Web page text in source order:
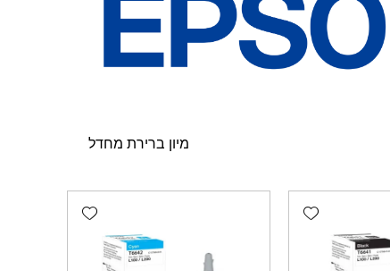
Add wishlist
Add wishlist